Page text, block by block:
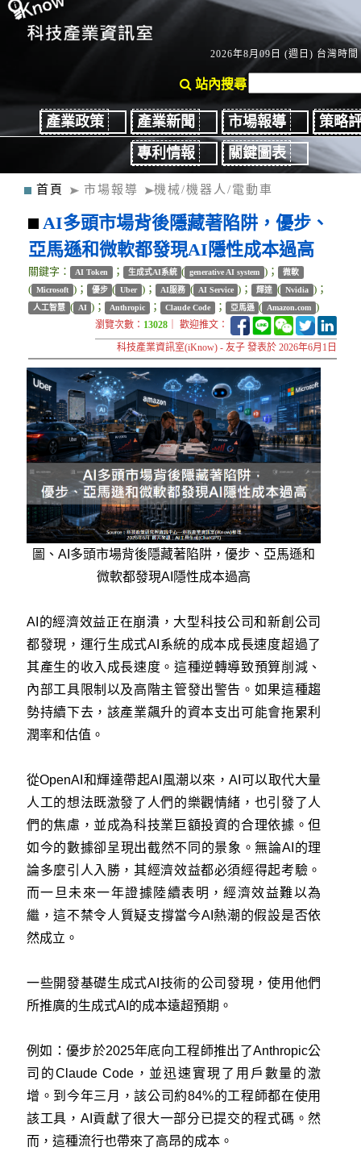
2026年8月09日 (週日) 台灣時間
站內搜尋
產業政策 產業新聞 市場報導
策略
專利情報
關鍵圖表
首頁 市場報導 機械/機器人/電動車
AI多頭市場背後隱藏著陷阱，優步、
亞馬遜和微軟都發現AI隱性成本過高
關鍵字： AI Token ； 生成式AI系統 ( generative AI system )； 微軟
( Microsoft )； 優步 ( Uber )； AI服務 ( AI Service )； 輝達 ( Nvidia )；
人工智慧 ( AI )； Anthropic ； Claude Code ； 亞馬遜 ( Amazon.com )
瀏覽次數： 13028 ｜ 歡迎推文：
科技產業資訊室(iKnow) - 友子 發表於 2026年6月1日
圖、AI多頭市場背後隱藏著陷阱，優步、亞馬遜和
微軟都發現AI隱性成本過高
AI的經濟效益正在崩潰，大型科技公司和新創公司
都發現，運行生成式AI系統的成本成長速度超過了
其產生的收入成長速度。這種逆轉導致預算削減、
內部工具限制以及高階主管發出警告。如果這種趨
勢持續下去，該產業飆升的資本支出可能會拖累利
潤率和估值。
從OpenAI和輝達帶起AI風潮以來，AI可以取代大量
人工的想法既激發了人們的樂觀情緒，也引發了人
們的焦慮，並成為科技業巨額投資的合理依據。但
如今的數據卻呈現出截然不同的景象。無論AI的理
論多麼引人入勝，其經濟效益都必須經得起考驗。
而一旦未來一年證據陸續表明，經濟效益難以為
繼，這不禁令人質疑支撐當今AI熱潮的假設是否依
然成立。
一些開發基礎生成式AI技術的公司發現，使用他們
所推廣的生成式AI的成本遠超預期。
例如：優步於2025年底向工程師推出了Anthropic公
司的Claude Code，並迅速實現了用戶數量的激
增。到今年三月，該公司約84%的工程師都在使用
該工具，AI貢獻了很大一部分已提交的程式碼。然
而，這種流行也帶來了高昂的成本。